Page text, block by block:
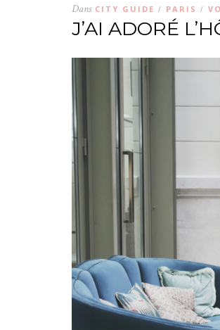
Dans CITY GUIDE / PARIS /
J’AI ADORÉ